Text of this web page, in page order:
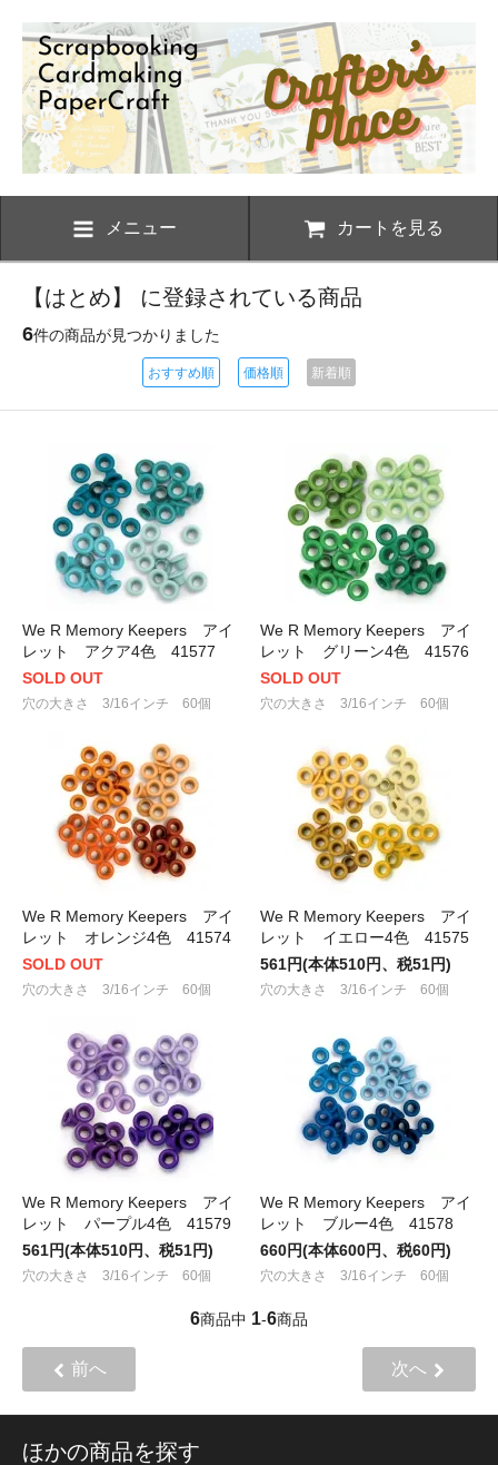
メニュー カートを見る
【はとめ】 に登録されている商品
6件の商品が見つかりました
おすすめ順 価格順 新着順
We R Memory Keepers アイ
レット アクア4色 41577
SOLD OUT
穴の大きさ 3/16インチ 60個
We R Memory Keepers アイ
レット グリーン4色 41576
SOLD OUT
穴の大きさ 3/16インチ 60個
We R Memory Keepers アイ
レット オレンジ4色 41574
SOLD OUT
穴の大きさ 3/16インチ 60個
We R Memory Keepers アイ
レット イエロー4色 41575
561円(本体510円、税51円)
穴の大きさ 3/16インチ 60個
We R Memory Keepers アイ
レット パープル4色 41579
561円(本体510円、税51円)
穴の大きさ 3/16インチ 60個
We R Memory Keepers アイ
レット ブルー4色 41578
660円(本体600円、税60円)
穴の大きさ 3/16インチ 60個
6商品中 1-6商品
前へ 次へ
ほかの商品を探す